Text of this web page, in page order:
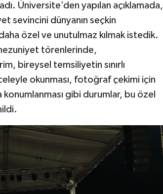
Üniversite’den yapılan açıklamada,
sevincini dünyanın seçkin
özel ve unutulmaz kılmak istedik.
törenlerinde,
bireysel temsiliyetin sınırlı
okunması, fotoğraf çekimi için
gibi durumlar, bu özel